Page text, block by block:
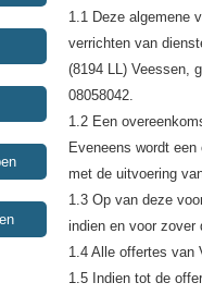
1.1 Deze algemene
verrichten van
(8194 LL) Veessen,
08058042.
1.2 Een
Eveneens wordt
met de uitvoering
1.3 Op van deze
indien en voor
1.4 Alle offertes van
1.5 Indien tot de